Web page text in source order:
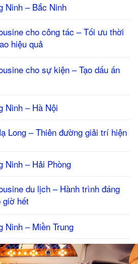
Ninh – Bắc Ninh
cho công tác – Tối ưu thời
hiệu quả
cho sự kiện – Tạo dấu ấn
Ninh – Hà Nội
Long – Thiên đường giải trí hiện
Ninh – Hải Phòng
du lịch – Hành trình đáng
giờ hết
Ninh – Miền Trung